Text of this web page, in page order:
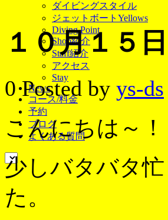
ダイビングスタイル
ジェットボートYellows
Diving Point
Shop紹介
Staff紹介
アクセス
Stay
News
コース/料金
予約
ブログ
よくある質問
１０月１５
0 Posted by ys-ds
こんにちは～！
少しバタバタ
た。